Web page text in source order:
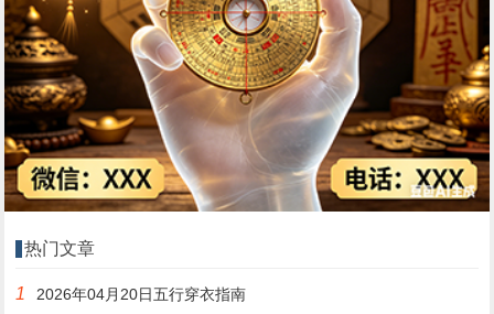
热门文章
1 2026年04月20日五行穿衣指南